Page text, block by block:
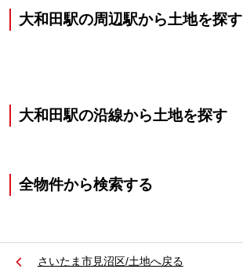
大和田駅の周辺駅から土地を探す
大和田駅の沿線から土地を探す
全物件から検索する
さいたま市見沼区/土地へ戻る